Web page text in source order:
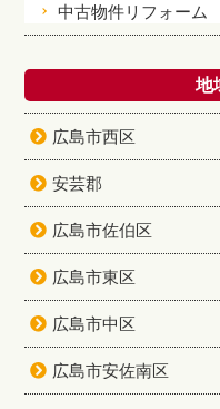
中古物件リフォーム
地
広島市西区
安芸郡
広島市佐伯区
広島市東区
広島市中区
広島市安佐南区